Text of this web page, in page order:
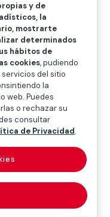
y de
la
mostrarte
determinados
hábitos de
cookies, pudiendo
del sitio
la
web. Puedes
o rechazar su
consultar
de Privacidad.